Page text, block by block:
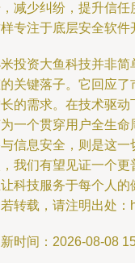
减少纠纷，提升信
专注于底层安全软件
投资大鱼科技并非
关键落子。它回应
的需求。在技术驱
一个贯穿用户全生
信息安全，则是这
我们有望见证一个
科技服务于每个人的
转载，请注明出处：
时间：2026-08-08